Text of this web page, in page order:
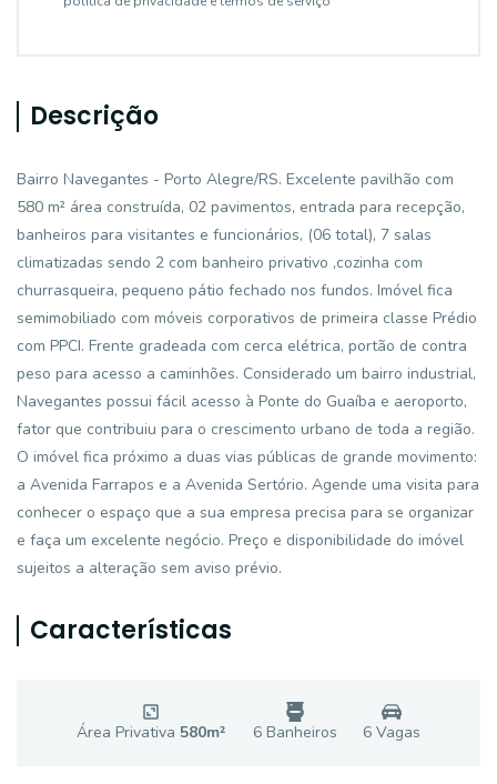
Descrição
Bairro Navegantes - Porto Alegre/RS. Excelente pavilhão com
580 m² área construída, 02 pavimentos, entrada para recepção,
banheiros para visitantes e funcionários, (06 total), 7 salas
climatizadas sendo 2 com banheiro privativo ,cozinha com
churrasqueira, pequeno pátio fechado nos fundos. Imóvel fica
semimobiliado com móveis corporativos de primeira classe Prédio
com PPCI. Frente gradeada com cerca elétrica, portão de contra
peso para acesso a caminhões. Considerado um bairro industrial,
Navegantes possui fácil acesso à Ponte do Guaíba e aeroporto,
fator que contribuiu para o crescimento urbano de toda a região.
O imóvel fica próximo a duas vias públicas de grande movimento:
a Avenida Farrapos e a Avenida Sertório. Agende uma visita para
conhecer o espaço que a sua empresa precisa para se organizar
e faça um excelente negócio. Preço e disponibilidade do imóvel
sujeitos a alteração sem aviso prévio.
Características
Área Privativa 580m² 6Banheiros 6 Vagas